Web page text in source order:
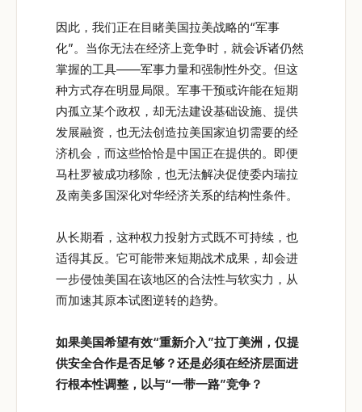
因此，我们正在目睹美国拉美战略的“军事
化”。当你无法在经济上竞争时，就会诉诸仍然
掌握的工具——军事力量和强制性外交。但这
种方式存在明显局限。军事干预或许能在短期
内孤立某个政权，却无法建设基础设施、提供
发展融资，也无法创造拉美国家迫切需要的经
济机会，而这些恰恰是中国正在提供的。即便
马杜罗被成功移除，也无法解决促使委内瑞拉
及南美多国深化对华经济关系的结构性条件。
从长期看，这种权力投射方式既不可持续，也
适得其反。它可能带来短期战术成果，却会进
一步侵蚀美国在该地区的合法性与软实力，从
而加速其原本试图逆转的趋势。
如果美国希望有效“重新介入”拉丁美洲，仅提
供安全合作是否足够？还是必须在经济层面进
行根本性调整，以与“一带一路”竞争？